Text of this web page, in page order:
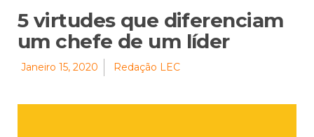
5 virtudes que diferenciam
um chefe de um líder
Janeiro 15, 2020 Redação LEC